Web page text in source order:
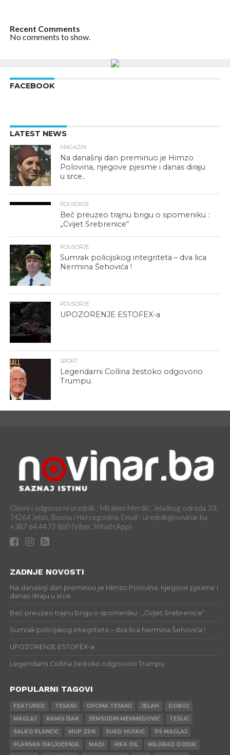
Recent Comments
No comments to show.
FACEBOOK
LATEST NEWS
MAGAZIN
Na današnji dan preminuo je Himzo
Polovina, njegove pjesme i danas diraju
u srce..
POUSORJE
Beč preuzeo trajnu brigu o spomeniku :
„Cvijet Srebrenice“
POUSORJE
Sumrak policijskog integriteta – dva lica
Nermina Šehovića !
POUSORJE
UPOZORENJE ESTOFEX-a
SPORT
Legendarni Collina žestoko odgovorio
Trumpu.
Glavni i odgovorni urednik : Miralem Merdić, Jelaškog odreda 33,
74264 Jelah, Bosna i Hercegovina. Email : urednik@novinar.ba
+387 64 44 72 860 (Viber, WhatsApp)
ZADNJE NOVOSTI
Na današnji dan preminuo je Himzo Polovina, njegove pjesme i
danas diraju u srce..
Beč preuzeo trajnu brigu o spomeniku : „Cvijet Srebrenice“
Sumrak policijskog integriteta – dva lica Nermina Šehovića !
UPOZORENJE ESTOFEX-a
Legendarni Collina žestoko odgovorio Trumpu.
POPULARNI TAGOVI
FEATURED TEŠANJ OPĆINA TEŠANJ JELAH
DOBOJ
MAGLAJ
RAMO ISAK ŠEMSUDIN MEHMEDOVIĆ
TESLIĆ
SALKO PLANČIĆ
MUP ZDK SUAD HUSKIĆ
PS MAGLAJ
PLANSKA ISKLJUČENJA
MADI HIFA OIL
MILORAD DODIK